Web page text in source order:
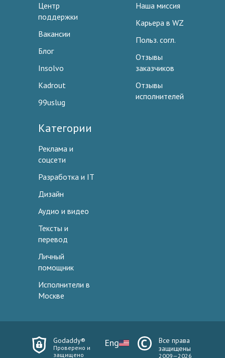
Центр
поддержки
Вакансии
Блог
Insolvo
Kadrout
99uslug
Наша миссия
Карьера в WZ
Польз. согл.
Отзывы
заказчиков
Отзывы
исполнителей
Категории
Реклама и
соцсети
Разработка и IT
Дизайн
Аудио и видео
Тексты и
перевод
Личный
помощник
Исполнители в
Москве
Godaddy®
Проверено и
защищено
Eng
Все права
защищены
2009—2026